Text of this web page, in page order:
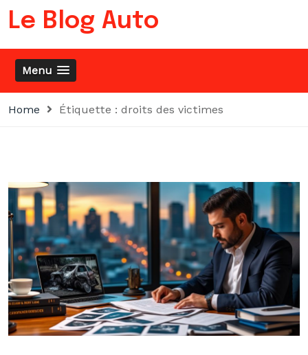
Skip
Le Blog Auto
Menu
Home Étiquette : droits des victimes